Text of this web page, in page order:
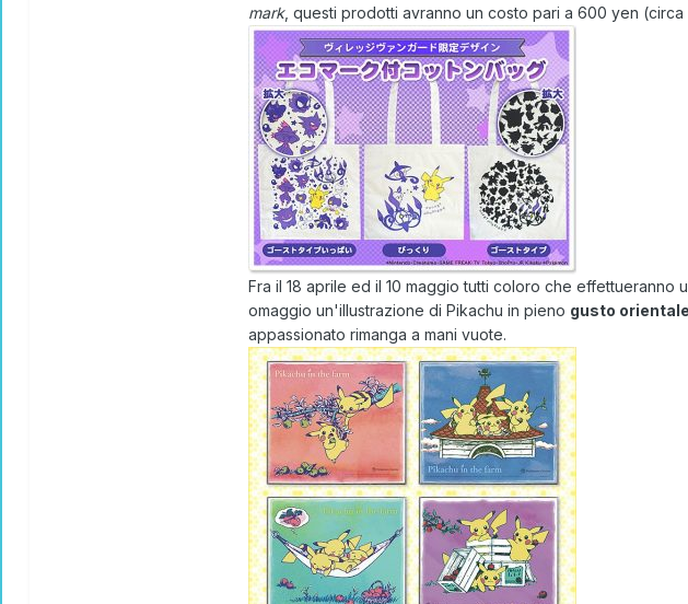
mark, questi prodotti avranno un costo pari a 600 yen (circa
Fra il 18 aprile ed il 10 maggio tutti coloro che
omaggio un'illustrazione di Pikachu in pieno gusto orientale
appassionato rimanga a mani vuote.